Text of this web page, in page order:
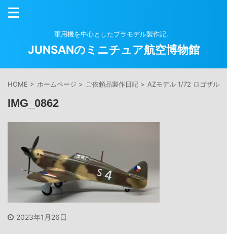
軍用機を中心としたプラモデル製作記。
JUNSANのミニチュア航空博物館
HOME > ホームページ > ご依頼品製作日記 > AZモデル 1/72 ロゴザル
IMG_0862
2023年1月26日